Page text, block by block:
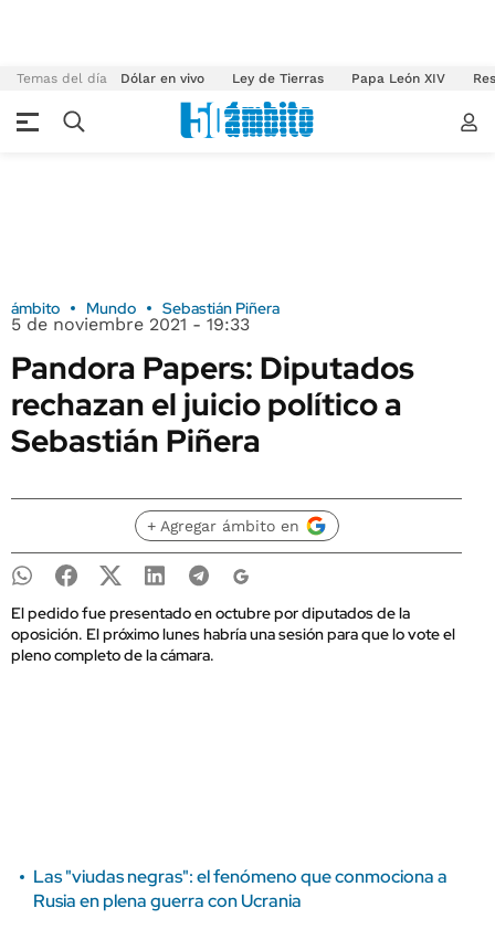
Temas del día Dólar en vivo Ley de Tierras Papa León XIV
ámbito Mundo Sebastián Piñera
5 de noviembre 2021 - 19:33
Pandora Papers: Diputados
rechazan el juicio político a
Sebastián Piñera
+ Agregar ámbito en
El pedido fue presentado en octubre por diputados de la
oposición. El próximo lunes habría una sesión para que lo vote el
pleno completo de la cámara.
Las "viudas negras": el fenómeno que conmociona a
Rusia en plena guerra con Ucrania